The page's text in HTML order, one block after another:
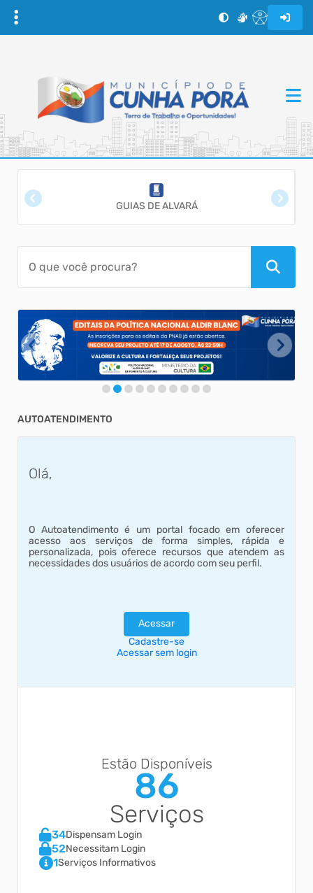
GUIAS DE ALVARÁ
AUTOATENDIMENTO
Olá,
O Autoatendimento é um portal focado em oferecer
acesso aos serviços de forma simples, rápida e
personalizada, pois oferece recursos que atendem as
necessidades dos usuários de acordo com seu perfil.
Acessar
Cadastre-se
Acessar sem login
Estão Disponíveis
86
Serviços
34Dispensam Login
52Necessitam Login
1Serviços Informativos